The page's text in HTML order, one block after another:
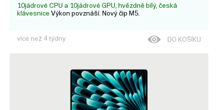
10jádrové CPU a 10jádrové GPU, hvězdně bílý, česká
klávesnice Výkon povznáší. Nový čip M5.
více než 4 týdny DO KOŠÍKU